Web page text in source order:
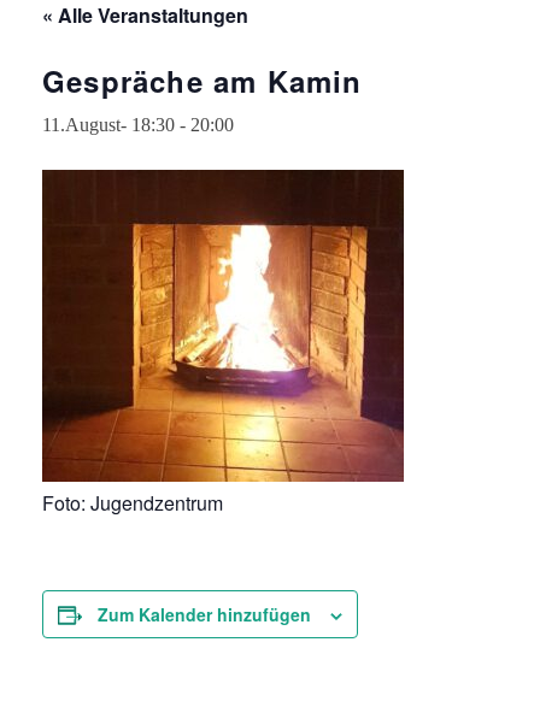
« Alle Veranstaltungen
Gespräche am Kamin
11.August- 18:30 - 20:00
Foto: Jugendzentrum
Zum Kalender hinzufügen